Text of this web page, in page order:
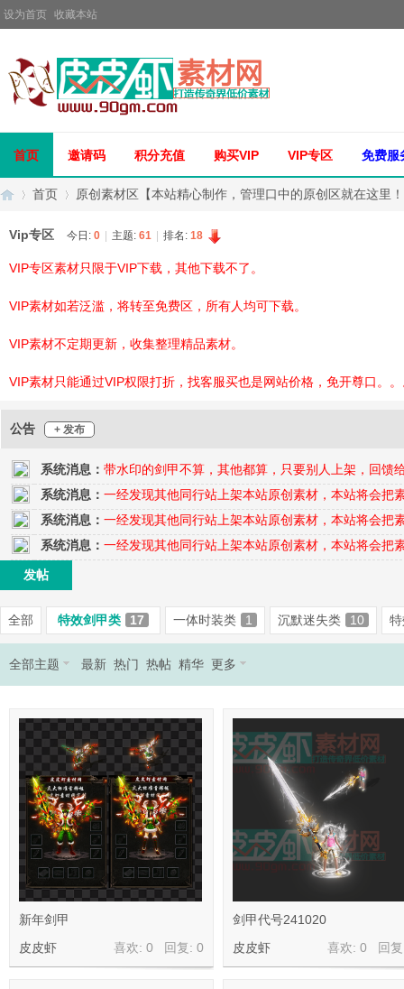
设为首页 收藏本站
首页 邀请码 积分充值 购买VIP VIP专区 免费服
传
素
»
首页
›
原创素材区【本站精心制作，管理口中的原创区就在这里
Vip专区 今日: 0 主题: 61 排名: 18
VIP专区素材只限于VIP下载，其他下载不了。
VIP素材如若泛滥，将转至免费区，所有人均可下载。
VIP素材不定期更新，收集整理精品素材。
VIP素材只能通过VIP权限打折，找客服买也是网站价格，免开尊口。
公告 + 发布
系统消息： 带水印的剑甲不算，其他都算，只要别人上架，回馈
系统消息： 一经发现其他同行站上架本站原创素材，本站将会把
系统消息： 一经发现其他同行站上架本站原创素材，本站将会把
系统消息： 一经发现其他同行站上架本站原创素材，本站将会把
发帖
全部 特效剑甲类 17 一体时装类 1 沉默迷失类 10
全部主题 最新 热门 热帖 精华 更多
新年剑甲
喜欢: 0 回复: 0
皮皮虾
剑甲代号241020
喜欢: 0 回
皮皮虾